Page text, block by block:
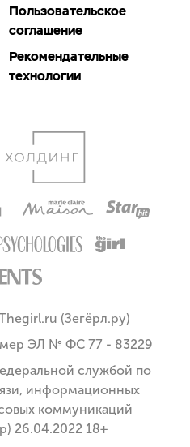
Пользовательское
соглашение
Рекомендательные
технологии
(Зегёрл.ру)
ЭЛ № ФС 77 - 83229
службой по
информационных
коммуникаций
26.04.2022 18+